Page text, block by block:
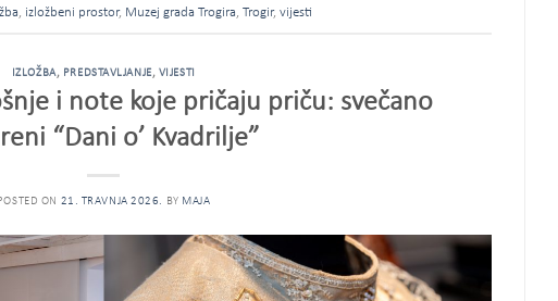
, izložbeni prostor, Muzej grada Trogira, Trogir, vijesti
IZLOŽBA, PREDSTAVLJANJE, VIJESTI
i note koje pričaju priču: svečano
“Dani o’ Kvadrilje”
ON 21. TRAVNJA 2026. BY MAJA